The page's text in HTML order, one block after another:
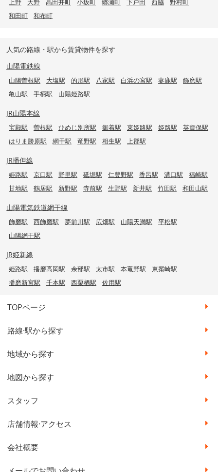
上野 大野 高田井町 小坂町 郷瀬町 下戸田 西脇
野村町
和田町
和布町
人気の路線・駅から賃貸物件を探す
山陽電鉄線
山陽曽根駅 大塩駅 的形駅 八家駅 白浜の宮駅 妻鹿駅
飾磨駅
亀山駅
手柄駅 山陽姫路駅
JR山陽本線
宝殿駅 曽根駅 ひめじ別所駅 御着駅 東姫路駅 姫路駅
英賀保駅
はりま勝原駅
網干駅 竜野駅 相生駅 上郡駅
JR播但線
姫路駅 京口駅 野里駅 砥堀駅 仁豊野駅 香呂駅 溝口駅
福崎駅
甘地駅
鶴居駅 新野駅 寺前駅 生野駅 新井駅 竹田駅 和田山駅
山陽電気鉄道網干線
飾磨駅 西飾磨駅 夢前川駅 広畑駅 山陽天満駅
平松駅
山陽網干駅
JR姫新線
姫路駅 播磨高岡駅 余部駅 太市駅 本竜野駅
東觜崎駅
播磨新宮駅
千本駅 西栗栖駅 佐用駅
TOPページ
路線·駅から探す
地域から探す
地図から探す
スタッフ
店舗情報·アクセス
会社概要